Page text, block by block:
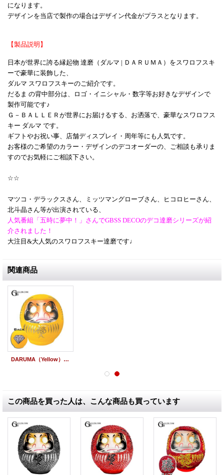
になります。
デザインを当店で製作の場合はデザイン代金がプラスとなります。
【製品説明】
日本が世界に誇る縁起物 達磨（ダルマ | ＤＡＲＵＭＡ）をスワロフスキ
ーで豪華に装飾した、
ダルマ スワロフスキーのご紹介です。
だるま の背中部分は、ロゴ・イニシャル・数字等お好きなデザインで
製作可能です♪
Ｇ－ＢＡＬＬＥＲが世界にお届けるする、お洒落で、豪華なスワロフス
キー ダルマ です。
ギフトやお祝い事、店舗ディスプレイ・周年等にも人気です。
お客様のご希望のカラー・デザインのデコオーダーの、ご相談も承りま
すのでお気軽にご相談下さい。
☆☆
マツコ・デラックスさん、ミッツマングローブさん、ヒコロヒーさん、
北斗晶さん等が出演されている、
人気番組「五時に夢中！」さんでGBSS DECOのデコ達磨シリーズが紹
介されました！
大注目&大人気のスワロフスキー達磨です♩
関連商品
DARUMA（Yellow） ×スワロフスキー フルオーダー/カスタムオーダー
この商品を買った人は、こんな商品も買っています